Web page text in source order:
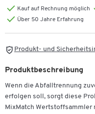
Kauf auf Rechnung möglich
Über 50 Jahre Erfahrung
Produkt- und
Produktbeschreibung
Wenn die Abfalltrennung
erfolgen soll, sorgt diese
MixMatch